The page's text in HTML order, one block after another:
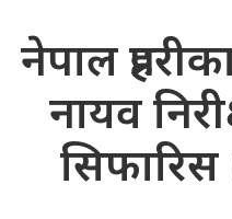
नेपाल
नायव